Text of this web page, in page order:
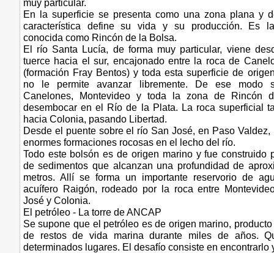
muy particular.
En la superficie se presenta como una zona plana y
característica define su vida y su producción. Es
conocida como Rincón de la Bolsa.
El río Santa Lucía, de forma muy particular, viene
tuerce hacia el sur, encajonado entre la roca de
(formación Fray Bentos) y toda esta superficie de
no le permite avanzar libremente. De ese modo
Canelones, Montevideo y toda la zona de Rincón
desembocar en el Río de la Plata. La roca superficial
hacia Colonia, pasando Libertad.
Desde el puente sobre el río San José, en Paso Valdez,
enormes formaciones rocosas en el lecho del río.
Todo este bolsón es de origen marino y fue construido
de sedimentos que alcanzan una profundidad de
metros. Allí se forma un importante reservorio de
acuífero Raigón, rodeado por la roca entre
José y Colonia.
El petróleo - La torre de ANCAP
Se supone que el petróleo es de origen marino,
de restos de vida marina durante miles de años.
determinados lugares. El desafío consiste en encontrarlo